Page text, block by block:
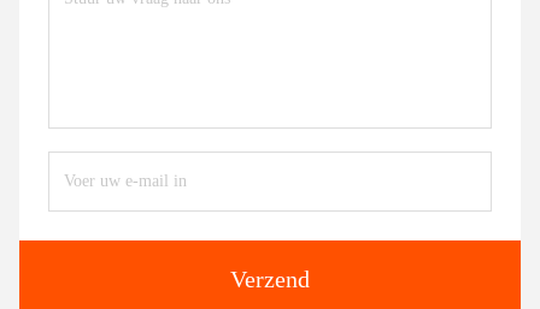
Verzend